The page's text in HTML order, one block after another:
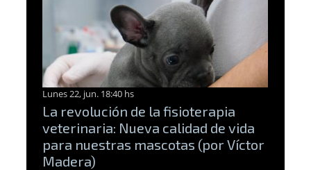
Lunes 22, jun. 18:40 hs
La revolución de la fisioterapia
veterinaria: Nueva calidad de vida
para nuestras mascotas (por Víctor
Madera)